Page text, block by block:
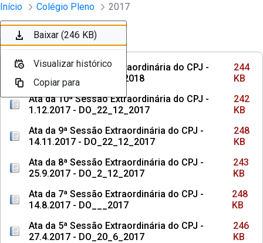
Pular para o Conteúdo principal
Sessões e Reuniões - Documentos
Início Colégio Pleno 2017
Ordenar Filtro
Ata da 11ª Sessão Extraordinária do CPJ -
21.12.2017 - DO_9_3_2018
244
KB
Ata da 10ª Sessão Extraordinária do CPJ -
1.12.2017 - DO_22_12_2017
242
KB
Ata da 9ª Sessão Extraordinária do CPJ -
14.11.2017 - DO_22_12_2017
248
KB
Ata da 8ª Sessão Extraordinária do CPJ -
25.9.2017 - DO_2_12_2017
243
KB
Ata da 7ª Sessão Extraordinária do CPJ -
14.8.2017 - DO___2017
248
KB
Ata da 5ª Sessão Extraordinária do CPJ -
27.4.2017 - DO_20_6_2017
246
KB
Baixar (244 KB)
Visualizar histórico
Copiar para
Baixar (242 KB)
Visualizar histórico
Copiar para
Baixar (248 KB)
Visualizar histórico
Copiar para
Baixar (243 KB)
Visualizar histórico
Copiar para
Baixar (248 KB)
Visualizar histórico
Copiar para
Baixar (246 KB)
Visualizar histórico
Copiar para